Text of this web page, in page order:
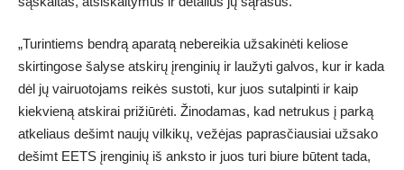
„Turintiems bendrą aparatą nebereikia užsakinėti keliose
skirtingose šalyse atskirų įrenginių ir laužyti galvos, kur ir kada
dėl jų vairuotojams reikės sustoti, kur juos sutalpinti ir kaip
kiekvieną atskirai prižiūrėti. Žinodamas, kad netrukus į parką
atkeliaus dešimt naujų vilkikų, vežėjas paprasčiausiai užsako
dešimt EETS įrenginių iš anksto ir juos turi biure būtent tada,